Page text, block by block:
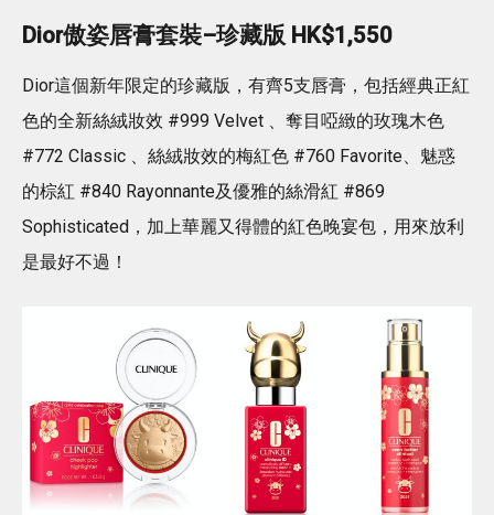
Dior傲姿唇膏套裝–珍藏版 HK$1,550
Dior這個新年限定的珍藏版，有齊5支唇膏，包括經典正紅
色的全新絲絨妝效 #999 Velvet 、奪目啞緻的玫瑰木色
#772 Classic 、絲絨妝效的梅紅色 #760 Favorite、魅惑
的棕紅 #840 Rayonnante及優雅的絲滑紅 #869
Sophisticated，加上華麗又得體的紅色晚宴包，用來放利
是最好不過！